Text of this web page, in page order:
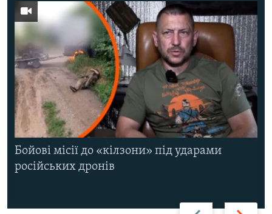
Назад Вперед
Бойові місії до «кілзони» під ударами
російських дронів